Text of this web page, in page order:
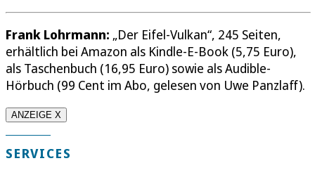
Frank Lohrmann: „Der Eifel-Vulkan“, 245 Seiten,
erhältlich bei Amazon als Kindle-E-Book (5,75 Euro),
als Taschenbuch (16,95 Euro) sowie als Audible-
Hörbuch (99 Cent im Abo, gelesen von Uwe Panzlaff).
ANZEIGE X
SERVICES